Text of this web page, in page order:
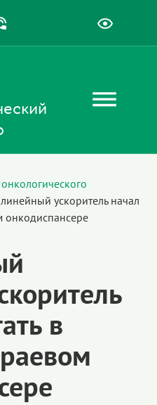
ускоритель начал
онкодиспансере
в